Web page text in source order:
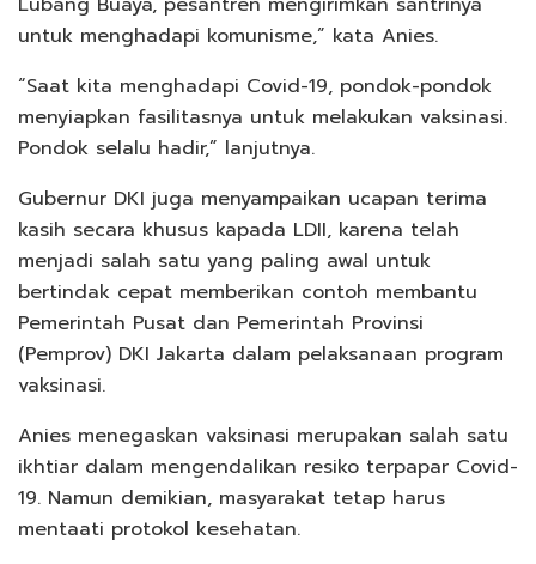
untuk menghadapi komunisme,” kata Anies.
“Saat kita menghadapi Covid-19, pondok-pondok
menyiapkan fasilitasnya untuk melakukan vaksinasi.
Pondok selalu hadir,” lanjutnya.
Gubernur DKI juga menyampaikan ucapan terima
kasih secara khusus kapada LDII, karena telah
menjadi salah satu yang paling awal untuk
bertindak cepat memberikan contoh membantu
Pemerintah Pusat dan Pemerintah Provinsi
(Pemprov) DKI Jakarta dalam pelaksanaan program
vaksinasi.
Anies menegaskan vaksinasi merupakan salah satu
ikhtiar dalam mengendalikan resiko terpapar Covid-
19. Namun demikian, masyarakat tetap harus
mentaati protokol kesehatan.